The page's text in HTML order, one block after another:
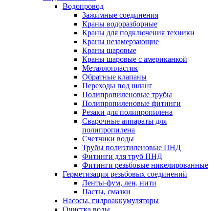
Водопровод
Зажимные соединения
Краны водоразборные
Краны для подключения техники
Краны незамерзающие
Краны шаровые
Краны шаровые с американкой
Металлопластик
Обратные клапаны
Переходы под шланг
Полипропиленовые трубы
Полипропиленовые фитинги
Резаки для полипропилена
Сварочные аппараты для
полипропилена
Счетчики воды
Трубы полиэтиленовые ПНД
Фитинги для труб ПНД
Фитинги резьбовые никелированные
Герметизация резьбовых соединений
Ленты-фум, лен, нити
Пасты, смазки
Насосы, гидроаккумуляторы
Очистка воды